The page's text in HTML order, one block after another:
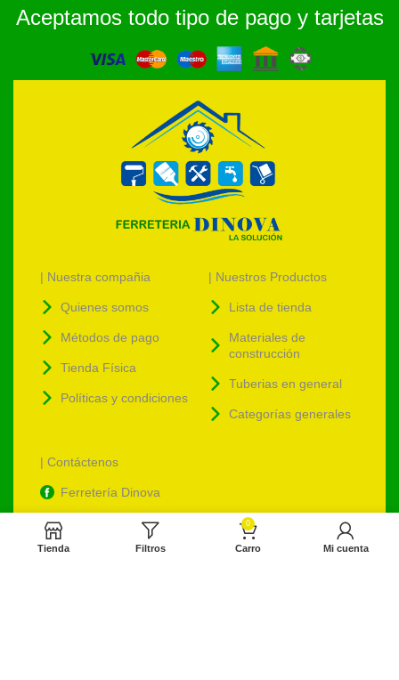
Aceptamos todo tipo de pago y tarjetas
| Nuestra compañia
Quienes somos
Métodos de pago
Tienda Física
Políticas y condiciones
| Nuestros Productos
Lista de tienda
Materiales de
construcción
Tuberias en general
Categorías generales
| Contáctenos
Ferretería Dinova
ventas@ferreteriadinova.com
ventasdinova@hotmail.com
Tienda Filtros
0
Carro Mi cuenta